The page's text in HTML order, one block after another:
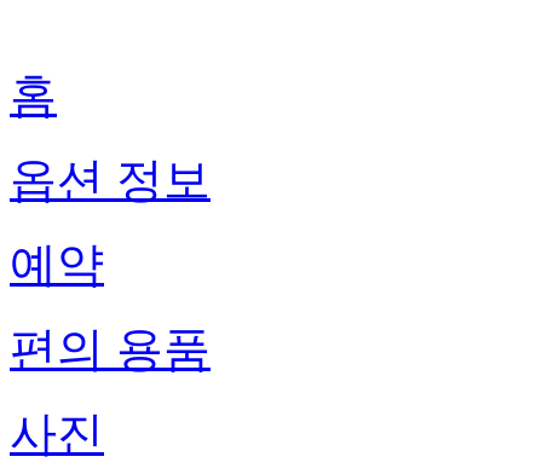
홈
옵션 정보
예약
편의 용품
사진